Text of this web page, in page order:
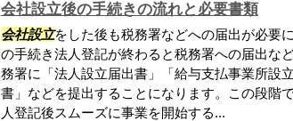
会社設立後の手続きの流れと必要書類
会社設立をした後も税務署などへの届出が必要
の手続き法人登記が終わると税務署への届出な
務署に「法人設立届出書」「給与支払事業所設
書」などを提出することになります。この段階
人登記後スムーズに事業を開始する...